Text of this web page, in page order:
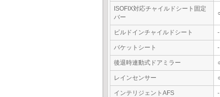
ISOFIX対応チャイルドシート固定
バー
ビルドインチャイルドシート -
バケットシート -
後退時連動式ドアミラー
レインセンサー
インテリジェントAFS -